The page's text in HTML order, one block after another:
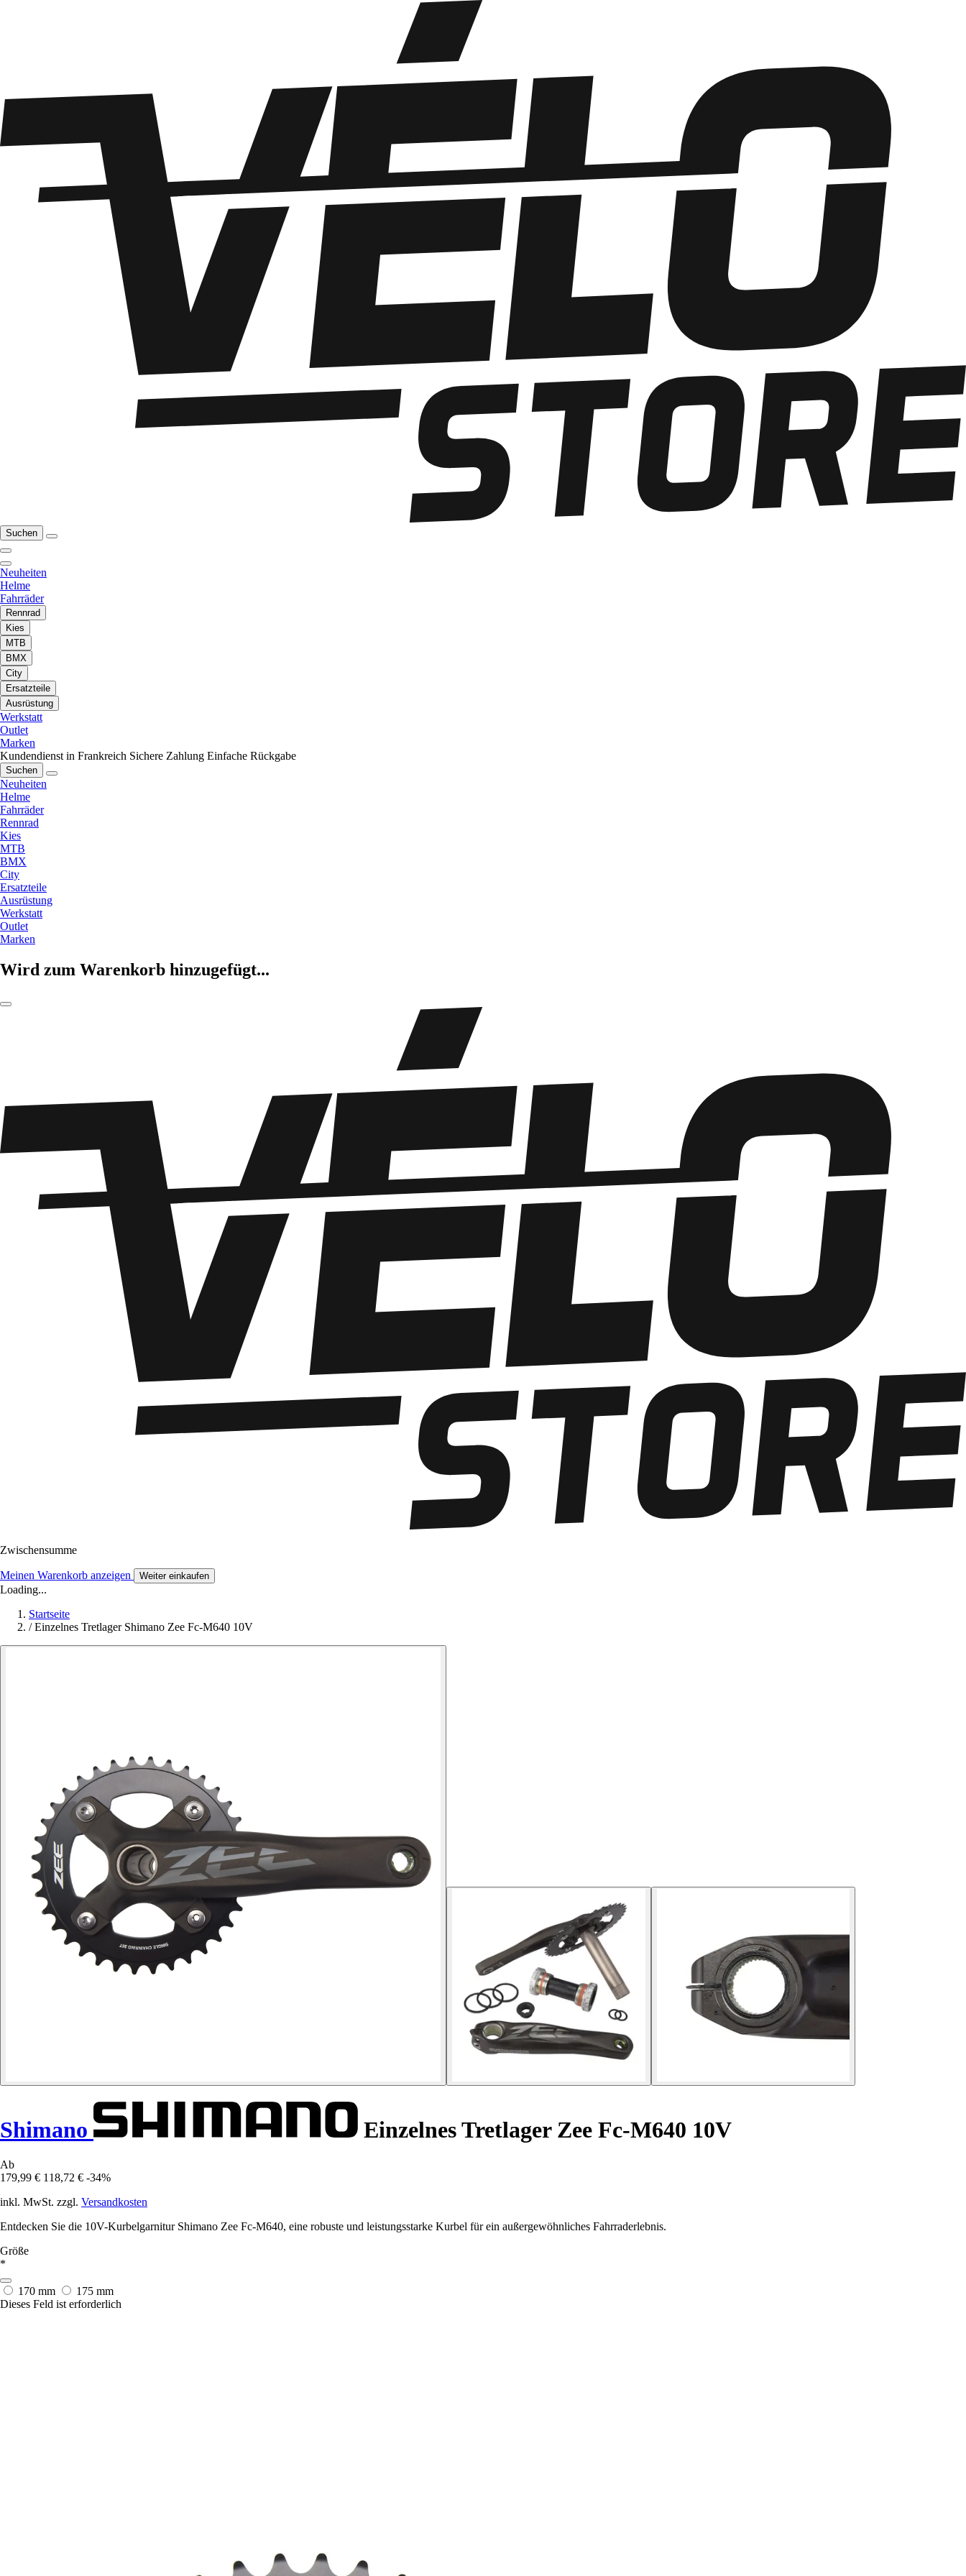
Suchen
Neuheiten
Helme
Fahrräder
Rennrad
Kies
MTB
BMX
City
Ersatzteile
Ausrüstung
Werkstatt
Outlet
Marken
Kundendienst in Frankreich Sichere Zahlung Einfache Rückgabe
Suchen
Neuheiten
Helme
Fahrräder
Rennrad
Kies
MTB
BMX
City
Ersatzteile
Ausrüstung
Werkstatt
Outlet
Marken
Wird zum Warenkorb hinzugefügt...
Zwischensumme
Meinen Warenkorb anzeigen Weiter einkaufen
Loading...
Startseite
/ Einzelnes Tretlager Shimano Zee Fc-M640 10V
Shimano Einzelnes Tretlager Zee Fc-M640 10V
Ab
179,99 € 118,72 € -34%
inkl. MwSt. zzgl. Versandkosten
Entdecken Sie die 10V-Kurbelgarnitur Shimano Zee Fc-M640, eine robuste und leistungsstarke Kurbel für ein außergewöhnliches Fahrraderlebnis.
Größe
*
170 mm
175 mm
Dieses Feld ist erforderlich